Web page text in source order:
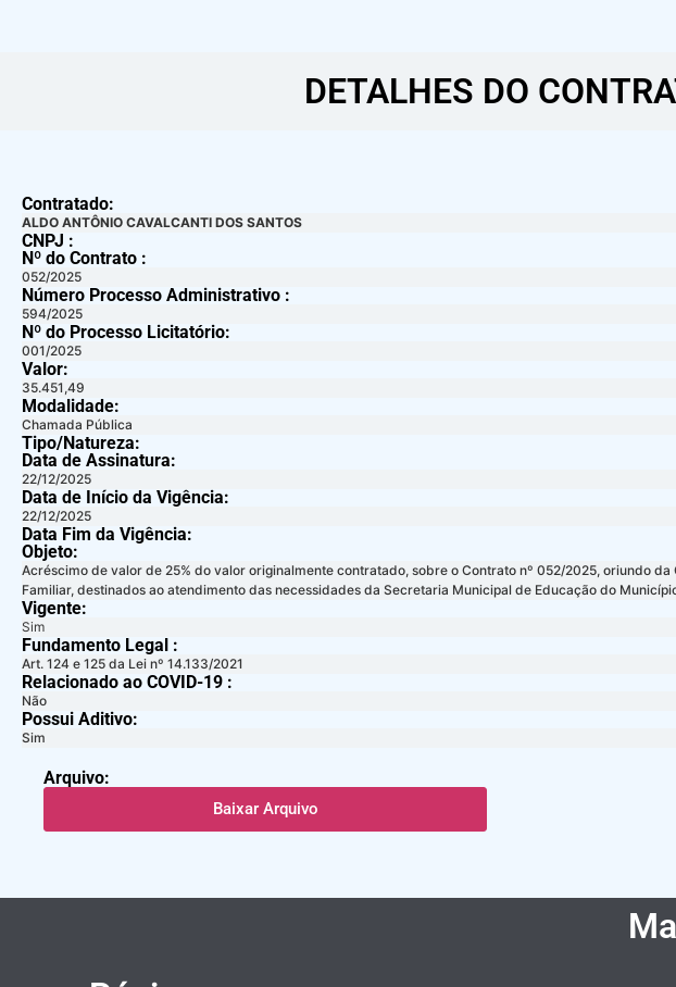
DETALHES DO
Contratado:
ALDO ANTÔNIO CAVALCANTI DOS SANTOS
CNPJ :
Nº do Contrato :
052/2025
Número Processo Administrativo :
594/2025
Nº do Processo Licitatório:
001/2025
Valor:
35.451,49
Modalidade:
Chamada Pública
Tipo/Natureza:
Data de Assinatura:
22/12/2025
Data de Início da Vigência:
22/12/2025
Data Fim da Vigência:
Objeto:
Acréscimo de valor de 25% do valor originalmente contratado, sobre o Contrato nº 052/2025, oriundo
Familiar, destinados ao atendimento das necessidades da Secretaria Municipal de Educação do
Vigente:
Sim
Fundamento Legal :​
Art. 124 e 125 da Lei nº 14.133/2021
Relacionado ao COVID-19 :​
Não
Possui Aditivo:​
Sim
Arquivo:
Baixar Arquivo